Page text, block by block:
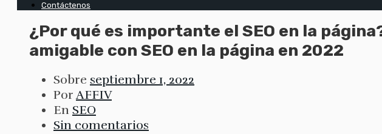
Contáctenos
¿Por qué es importante el SEO en la
amigable con SEO en la página en 2022
Sobre septiembre 1, 2022
Por AFFIV
En SEO
Sin comentarios